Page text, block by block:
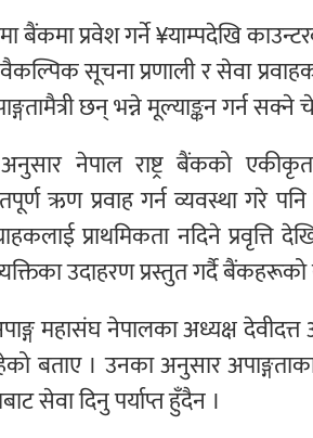
बैंकमा प्रवेश गर्ने ¥याम्पदेखि
वैकल्पिक सूचना प्रणाली र सेवा
छन् भन्ने मूल्याङ्कन गर्न
अनुसार नेपाल राष्ट्र बैंकको
ऋण प्रवाह गर्न व्यवस्था गरे
प्राथमिकता नदिने
उदाहरण प्रस्तुत गर्दै बैंकहरूको
अपाङ्ग महासंघ नेपालका अध्यक्ष
बताए । उनका अनुसार
सेवा दिनु पर्याप्त हुँदैन ।